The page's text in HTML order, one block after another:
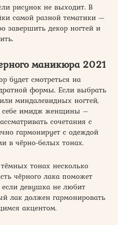
рисунок не выходит. В
самой разной тематики —
завершить декор ногтей и
маникюра 2021
будет смотреться на
формы. Если выбрать
миндалевидных ногтей,
себе имидж женщины –
сочетания с
гармонирует с одеждой
в чёрно-белых тонах.
тонах несколько
чёрного лака поможет
девушка не любит
лак должен гармонировать
акцентом.